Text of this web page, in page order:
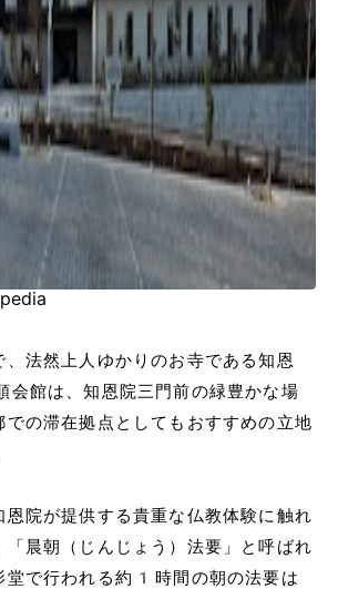
、法然上人ゆかりのお寺である知恩
館は、知恩院三門前の緑豊かな場
での滞在拠点としてもおすすめの立地
恩院が提供する貴重な仏教体験に触れ
「晨朝（じんじょう）法要」と呼ばれ
堂で行われる約1時間の朝の法要は